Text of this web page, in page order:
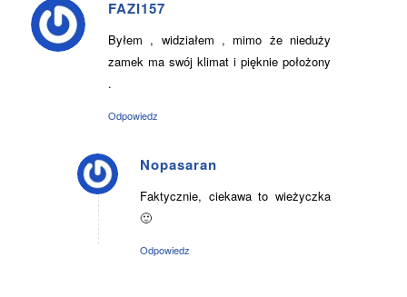
FAZI157
Byłem , widziałem , mimo że nieduży
zamek ma swój klimat i pięknie położony
.
Odpowiedz
Nopasaran
Faktycznie, ciekawa to wieżyczka
🙂
Odpowiedz